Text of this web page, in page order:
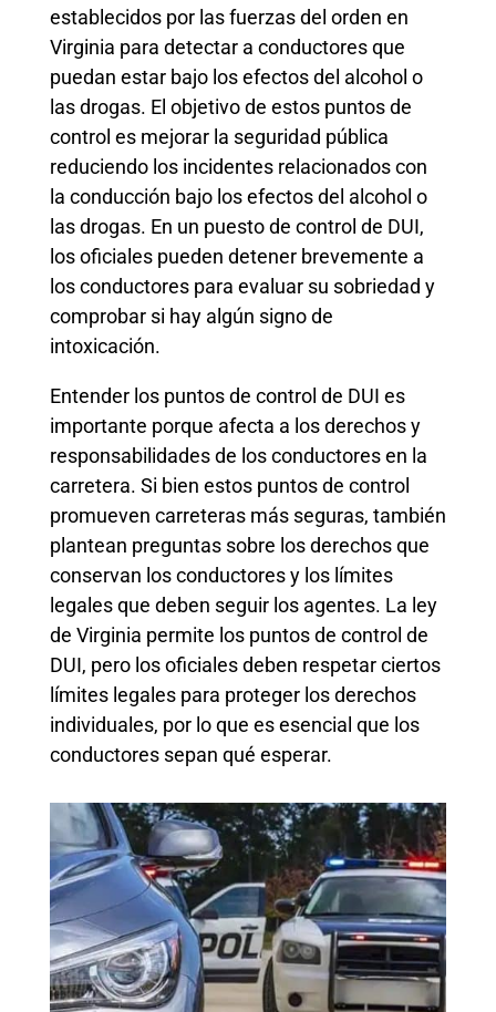
establecidos por las fuerzas del orden en
Virginia para detectar a conductores que
puedan estar bajo los efectos del alcohol o
las drogas. El objetivo de estos puntos de
control es mejorar la seguridad pública
reduciendo los incidentes relacionados con
la conducción bajo los efectos del alcohol o
las drogas. En un puesto de control de DUI,
los oficiales pueden detener brevemente a
los conductores para evaluar su sobriedad y
comprobar si hay algún signo de
intoxicación.
Entender los puntos de control de DUI es
importante porque afecta a los derechos y
responsabilidades de los conductores en la
carretera. Si bien estos puntos de control
promueven carreteras más seguras, también
plantean preguntas sobre los derechos que
conservan los conductores y los límites
legales que deben seguir los agentes. La ley
de Virginia permite los puntos de control de
DUI, pero los oficiales deben respetar ciertos
límites legales para proteger los derechos
individuales, por lo que es esencial que los
conductores sepan qué esperar.